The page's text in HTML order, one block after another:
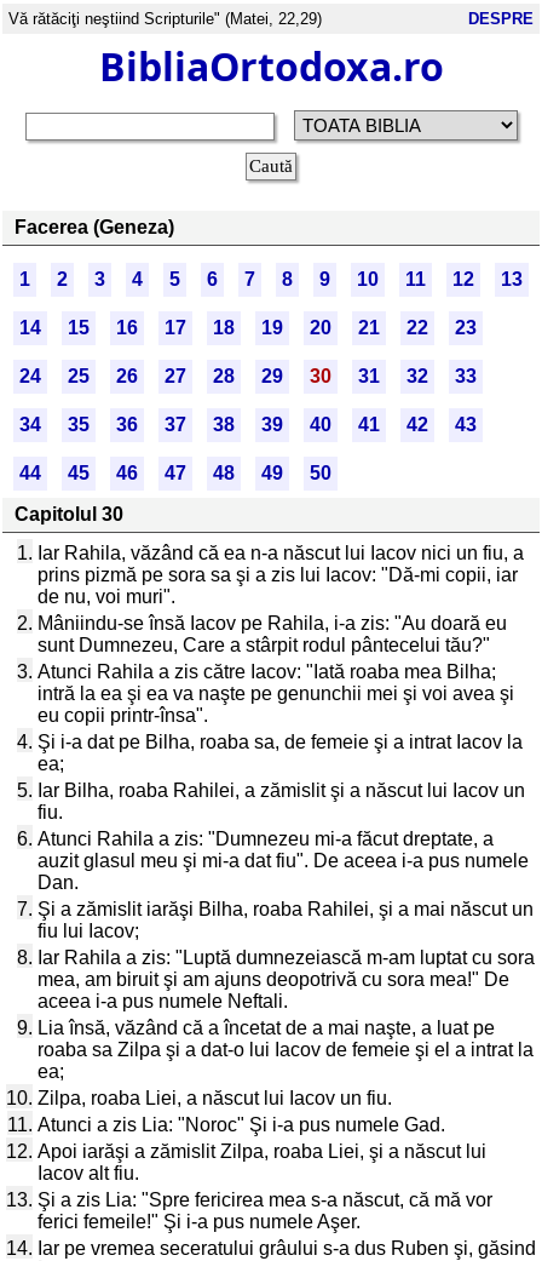
Vă rătăciţi neştiind Scripturile" (Matei, 22,29) DESPRE
BibliaOrtodoxa.ro
Facerea (Geneza)
1 2 3 4 5 6 7 8 9 10 11 12 13
14 15 16 17 18 19 20 21 22 23
24 25 26 27 28 29 30 31 32 33
34 35 36 37 38 39 40 41 42 43
44 45 46 47 48 49
50
Capitolul 30
1. Iar Rahila, văzând că ea n-a născut lui Iacov nici un fiu, a
prins pizmă pe sora sa şi a zis lui Iacov: "Dă-mi copii, iar
de nu, voi muri".
2. Mâniindu-se însă Iacov pe Rahila, i-a zis: "Au doară eu
sunt Dumnezeu, Care a stârpit rodul pântecelui tău?"
3. Atunci Rahila a zis către Iacov: "Iată roaba mea Bilha;
intră la ea şi ea va naşte pe genunchii mei şi voi avea şi
eu copii printr-însa".
4. Şi i-a dat pe Bilha, roaba sa, de femeie şi a intrat Iacov la
ea;
5. Iar Bilha, roaba Rahilei, a zămislit şi a născut lui Iacov un
fiu.
6. Atunci Rahila a zis: "Dumnezeu mi-a făcut dreptate, a
auzit glasul meu şi mi-a dat fiu". De aceea i-a pus numele
Dan.
7. Şi a zămislit iarăşi Bilha, roaba Rahilei, şi a mai născut un
fiu lui Iacov;
8. Iar Rahila a zis: "Luptă dumnezeiască m-am luptat cu sora
mea, am biruit şi am ajuns deopotrivă cu sora mea!" De
aceea i-a pus numele Neftali.
9. Lia însă, văzând că a încetat de a mai naşte, a luat pe
roaba sa Zilpa şi a dat-o lui Iacov de femeie şi el a intrat la
ea;
10. Zilpa, roaba Liei, a născut lui Iacov un fiu.
11. Atunci a zis Lia: "Noroc" Şi i-a pus numele Gad.
12. Apoi iarăşi a zămislit Zilpa, roaba Liei, şi a născut lui
Iacov alt fiu.
13. Şi a zis Lia: "Spre fericirea mea s-a născut, că mă vor
ferici femeile!" Şi i-a pus numele Aşer.
14. Iar pe vremea seceratului grâului s-a dus Ruben şi, găsind